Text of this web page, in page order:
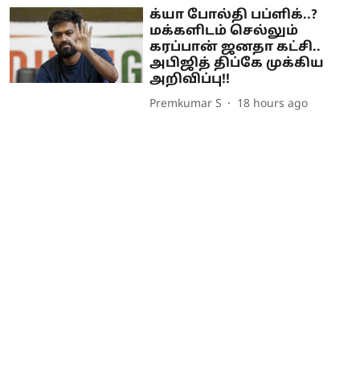
க்யா போல்தி பப்ளிக்..?
மக்களிடம் செல்லும்
கரப்பான் ஜனதா கட்சி..
அபிஜித் திப்கே முக்கிய
அறிவிப்பு!!
Premkumar S 18 hours ago